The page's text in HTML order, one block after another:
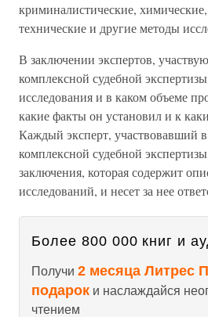
криминалистические,
технические и другие методы
В заключении экспертов,
комплексной судебной
исследования и в каком объеме
какие факты он установил и к
Каждый эксперт, участвовавший
комплексной судебной
заключения, которая содержит
исследований, и несет за нее
Более 800 000 книг и
Получи 2 месяца Литрес
подарок и наслаждайся
чтением